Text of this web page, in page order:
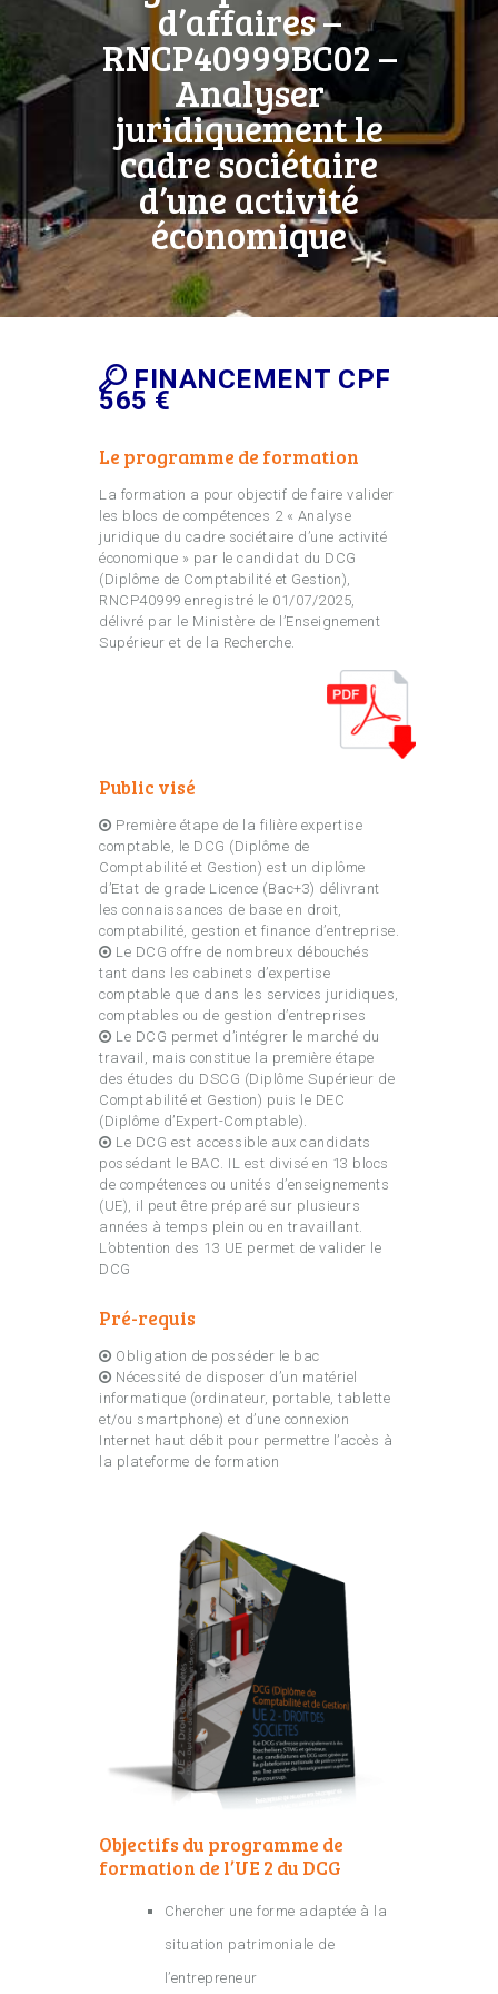
d’affaires –
RNCP40999BC02 –
Analyser
juridiquement le
cadre sociétaire
d’une activité
économique
FINANCEMENT CPF
565 €
Le programme de formation
La formation a pour objectif de faire valider
les blocs de compétences 2 « Analyse
juridique du cadre sociétaire d’une activité
économique » par le candidat du DCG
(Diplôme de Comptabilité et Gestion),
RNCP40999 enregistré le 01/07/2025,
délivré par le Ministère de l’Enseignement
Supérieur et de la Recherche.
Public visé
Première étape de la filière expertise
comptable, le DCG (Diplôme de
Comptabilité et Gestion) est un diplôme
d’Etat de grade Licence (Bac+3) délivrant
les connaissances de base en droit,
comptabilité, gestion et finance d’entreprise.
Le DCG offre de nombreux débouchés
tant dans les cabinets d’expertise
comptable que dans les services juridiques,
comptables ou de gestion d’entreprises
Le DCG permet d’intégrer le marché du
travail, mais constitue la première étape
des études du DSCG (Diplôme Supérieur de
Comptabilité et Gestion) puis le DEC
(Diplôme d’Expert-Comptable).
Le DCG est accessible aux candidats
possédant le BAC. IL est divisé en 13 blocs
de compétences ou unités d’enseignements
(UE), il peut être préparé sur plusieurs
années à temps plein ou en travaillant.
L’obtention des 13 UE permet de valider le
DCG
Pré-requis
Obligation de posséder le bac
Nécessité de disposer d’un matériel
informatique (ordinateur, portable, tablette
et/ou smartphone) et d’une connexion
Internet haut débit pour permettre l’accès à
la plateforme de formation
Objectifs du programme de
formation de l’UE 2 du DCG
Chercher une forme adaptée à la
situation patrimoniale de
l’entrepreneur